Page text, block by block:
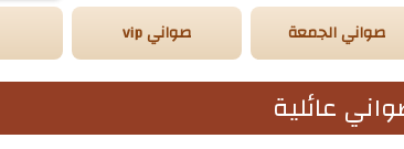
صواني الجمعة صواني vip
عائلية